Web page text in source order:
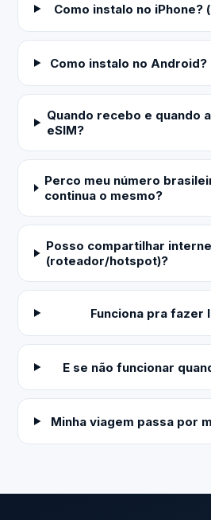
Como instalo no iPhone?
Como instalo no Android?
Quando recebo e quando
eSIM?
Perco meu número
continua o mesmo?
Posso compartilhar
(roteador/hotspot)?
Funciona pra fazer
E se não funcionar
Minha viagem passa por